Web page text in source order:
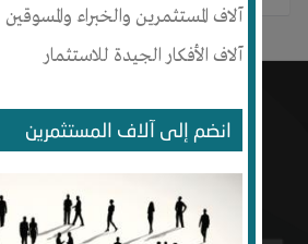
آلاف المستثمرين والخبراء والمسوقين
آلاف الأفكار الجيدة للاستثمار
انضم إلى آلاف المستثمرين